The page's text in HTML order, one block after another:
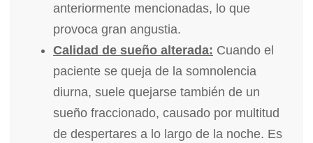
anteriormente mencionadas, lo que
provoca gran angustia.
Calidad de sueño alterada: Cuando el
paciente se queja de la somnolencia
diurna, suele quejarse también de un
sueño fraccionado, causado por multitud
de despertares a lo largo de la noche. Es